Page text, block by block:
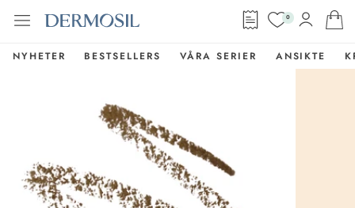
0
NYHETER BESTSELLERS VÅRA SERIER ANSIKTE